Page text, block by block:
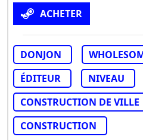
ACHETER
DONJON
ÉDITEUR
NIVEAU
CONSTRUCTION DE VILLE
CONSTRUCTION